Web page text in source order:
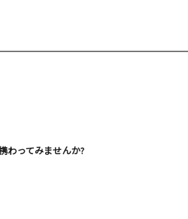
わってみませんか?